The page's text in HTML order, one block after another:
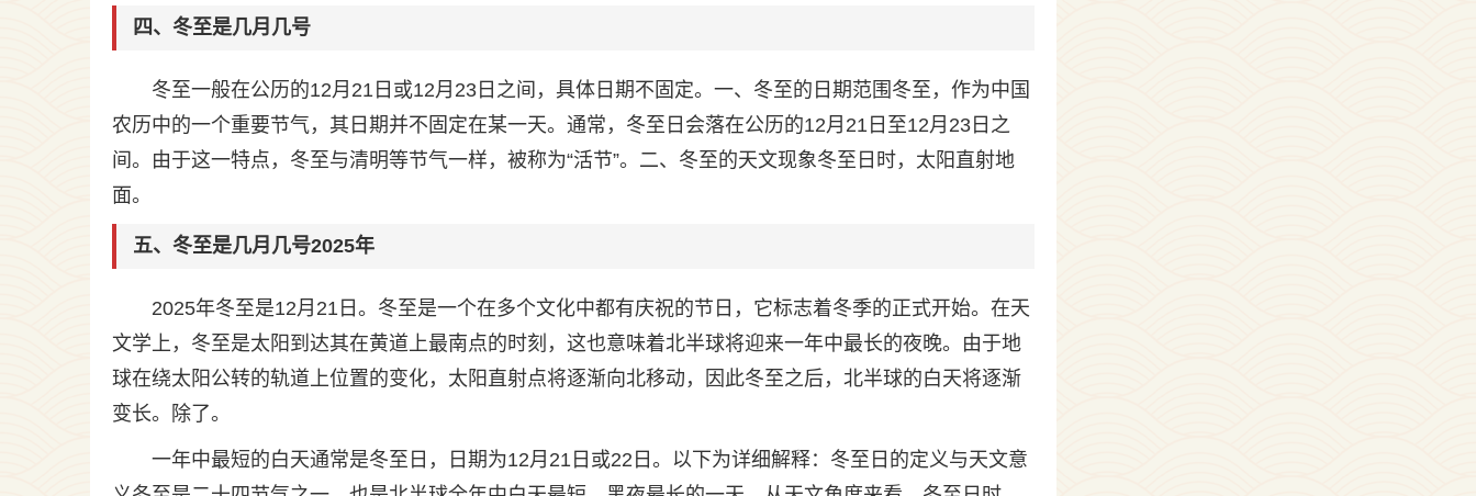
四、冬至是几月几号
冬至一般在公历的12月21日或12月23日之间，具体日期不固定。一、冬至的日期范围冬至，作为中国
农历中的一个重要节气，其日期并不固定在某一天。通常，冬至日会落在公历的12月21日至12月23日之
间。由于这一特点，冬至与清明等节气一样，被称为“活节”。二、冬至的天文现象冬至日时，太阳直射地
面。
五、冬至是几月几号2025年
2025年冬至是12月21日。冬至是一个在多个文化中都有庆祝的节日，它标志着冬季的正式开始。在天
文学上，冬至是太阳到达其在黄道上最南点的时刻，这也意味着北半球将迎来一年中最长的夜晚。由于地
球在绕太阳公转的轨道上位置的变化，太阳直射点将逐渐向北移动，因此冬至之后，北半球的白天将逐渐
变长。除了。
一年中最短的白天通常是冬至日，日期为12月21日或22日。以下为详细解释：冬至日的定义与天文意